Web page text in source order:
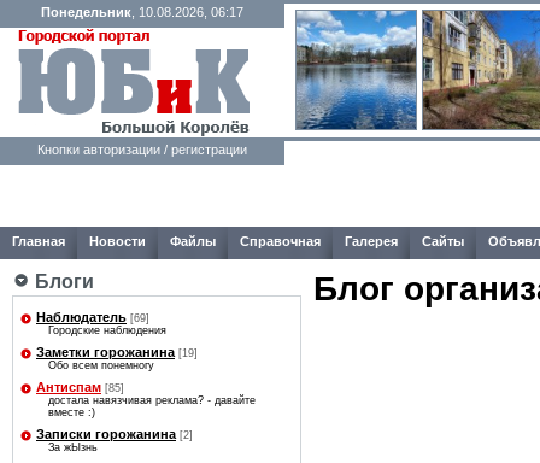
Понедельник , 10.08.2026, 06:17
Кнопки авторизации / регистрации
Главная Новости Файлы Справочная Галерея Сайты
Блоги
Наблюдатель [69]
Городские наблюдения
Заметки горожанина [19]
Обо всем понемногу
Антиспам [85]
достала навязчивая реклама? - давайте
вместе :)
Записки горожанина [2]
За жЫзнь
Блог